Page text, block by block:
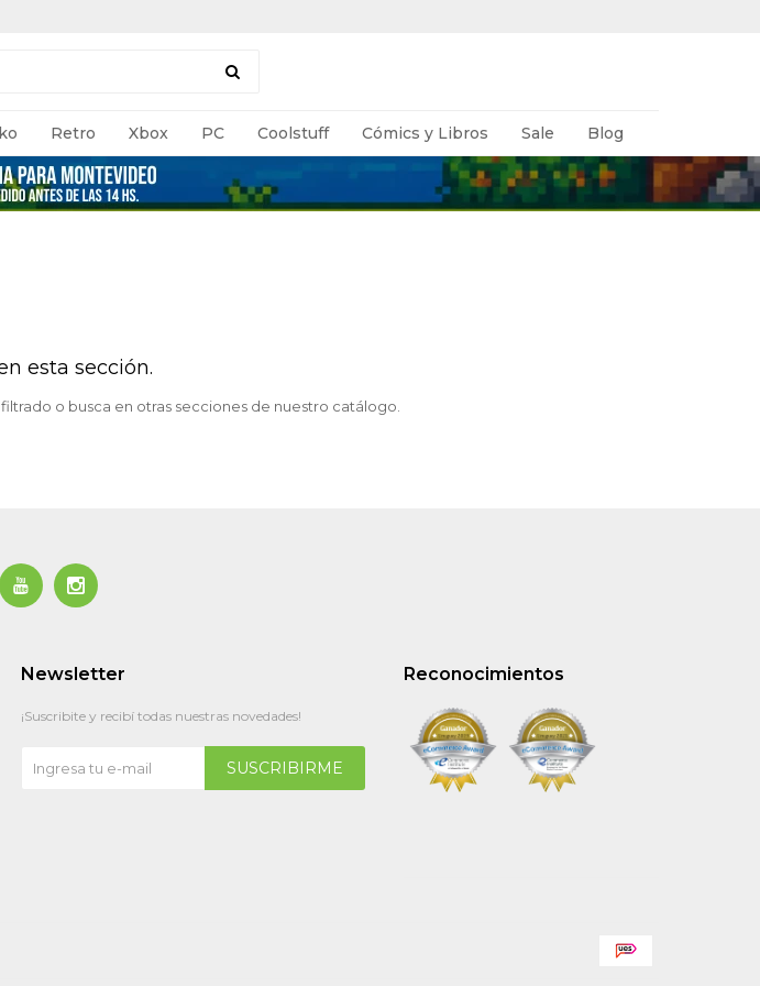
Retro Xbox PC Coolstuff Cómics y Libros Sale Blog
esta sección.
o busca en otras secciones de nuestro catálogo.
 
Reconocimientos
Newsletter
¡Suscribite y recibí todas nuestras novedades!
SUSCRIBIRME